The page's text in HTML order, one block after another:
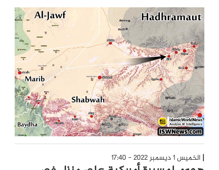
الخميس 1 ديسمبر 2022 - 17:40